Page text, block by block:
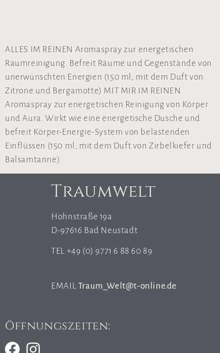
ALLES IM REINEN Aromaspray zur energetischen
Raumreinigung. Befreit Räume und Gegenstände von
unerwünschten Energien (150 ml; mit dem Duft von
Zitrone und Bergamotte) MIT MIR IM REINEN
Aromaspray zur energetischen Reinigung von Körper
und Aura. Wirkt wie eine energetische Dusche und
befreit Körper-Energie-System von belastenden
Einflüssen (150 ml; mit dem Duft von Zirbelkiefer und
Balsamtanne)
Traumwelt
Hohnstraße 19a
D-97616 Bad Neustadt
TEL +49 (0) 9771 6 88 60 89
EMAIL Traum_Welt@t-online.de
Öffnungszeiten: